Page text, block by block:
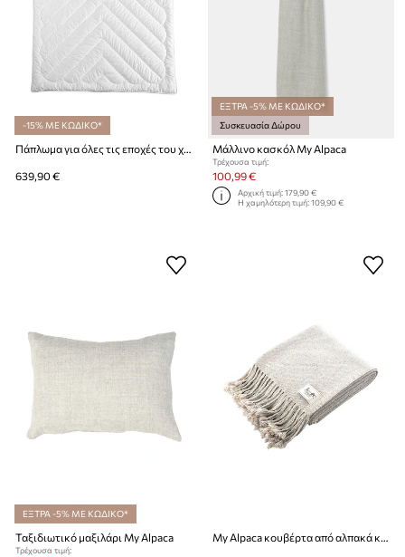
-15% ΜΕ ΚΩΔΙΚΟ*
Πάπλωμα για όλες τις εποχές του χρόνου με γέμιση από μαλλί αλπακά My Alpaca 150 x 200 cm
639,90 €
ΕΞΤΡΑ -5% ΜΕ ΚΩΔΙΚΟ*
Συσκευασία Δώρου
Μάλλινο κασκόλ My Alpaca
Τρέχουσα τιμή:
100,99 €
Αρχική τιμή:179,90 €
Η χαμηλότερη τιμή:109,90 €
ΕΞΤΡΑ -5% ΜΕ ΚΩΔΙΚΟ*
Ταξιδιωτικό μαξιλάρι My Alpaca
Τρέχουσα τιμή:
My Alpaca κουβέρτα από αλπακά και οργανικό βαμβάκι